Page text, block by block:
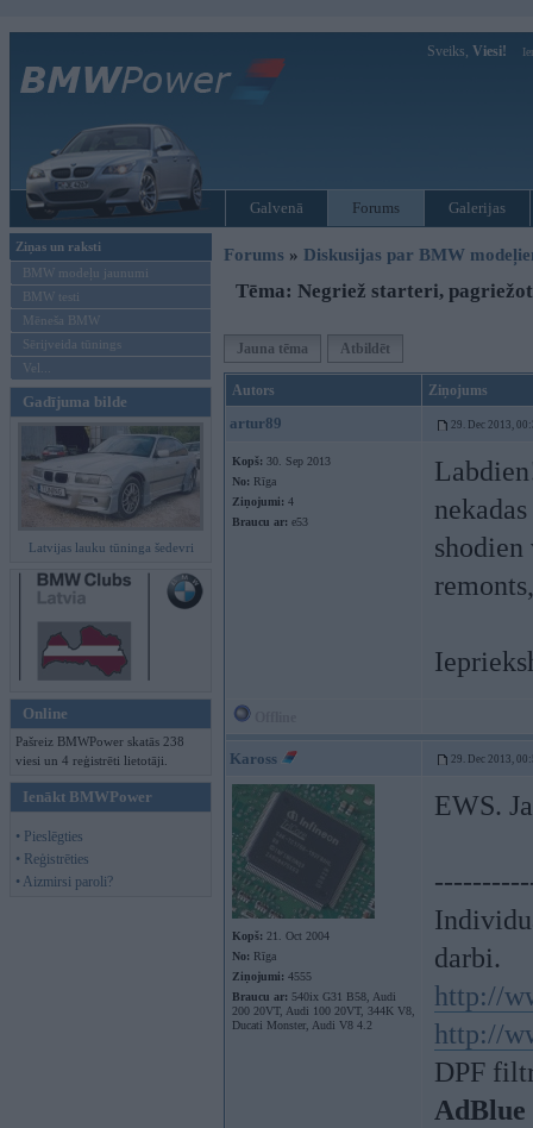
Sveiks, Viesi!
Galvenā Forums Galerijas
Ziņas un raksti
BMW modeļu jaunumi
BMW testi
Mēneša BMW
Sērijveida tūnings
Vel...
Gadījuma bilde
Latvijas lauku tūninga šedevri
Online
Pašreiz BMWPower skatās 238
viesi un 4 reģistrēti lietotāji.
Ienākt BMWPower
• Pieslēgties
• Reģistrēties
• Aizmirsi paroli?
Forums » Diskusijas par BMW
Tēma: Negriež starteri,
Jauna tēma Atbildēt
Autors Ziņojums
artur89 29. Dec 2013,
Kopš: 30. Sep 2013
No: Rīga
Ziņojumi: 4
Braucu ar: e53
Kaross 29. Dec 2013,
Kopš: 21. Oct 2004
No: Rīga
Ziņojumi: 4555
Braucu ar: 540ix G31 B58, Audi
200 20VT, Audi 100 20VT, 344K V8,
Ducati Monster, Audi V8 4.2
EWS.
darbi.
http://
http://
DPF
AdBlue